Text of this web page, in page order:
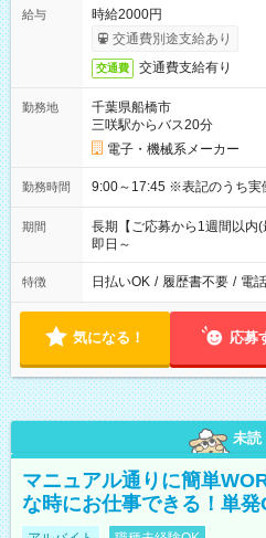
給与
時給2000円
交通費別途支給あり
交通費 交通費支給有り
勤務地
千葉県船橋市
三咲駅からバス20分
電子・機械系メーカー
勤務時間 9:00～17:45 ※表記の
期間
長期【ご応募から1週間以内(
即日～
特徴 日払いOK / 履歴書不要 / 電
気になる！ 応募
未読
マニュアル通りに簡単
な時にお仕事できる！単